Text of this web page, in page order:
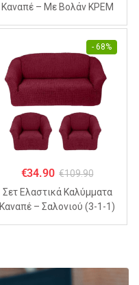
Καναπέ – Με Βολάν ΚΡΕΜ
- 68%
€34.90 €109.90
Σετ Ελαστικά Καλύμματα
Καναπέ – Σαλονιού (3-1-1)